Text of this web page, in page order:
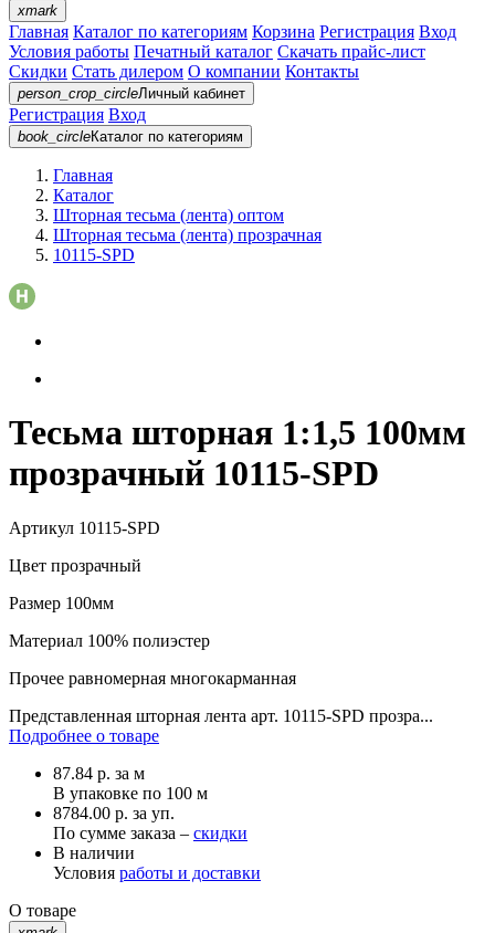
xmark
Главная Каталог по категориям Корзина Регистрация Вход
Условия работы Печатный каталог Скачать прайс-лист
Скидки Стать дилером О компании Контакты
person_crop_circleЛичный кабинет
Регистрация Вход
book_circleКаталог по категориям
Главная
Каталог
Шторная тесьма (лента) оптом
Шторная тесьма (лента) прозрачная
10115-SPD
Тесьма шторная 1:1,5 100мм
прозрачный 10115-SPD
Артикул 10115-SPD
Цвет прозрачный
Размер 100мм
Материал 100% полиэстер
Прочее равномерная многокарманная
Представленная шторная лента арт. 10115-SPD прозра...
Подробнее о товаре
87.84 р. за м
В упаковке по 100 м
8784.00 р. за уп.
По сумме заказа – скидки
В наличии
Условия работы и доставки
О товаре